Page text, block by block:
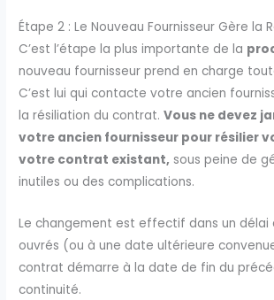
Étape 2 : Le Nouveau Fournisseur Gère la
C’est l’étape la plus importante de la
nouveau fournisseur prend en charge
C’est lui qui contacte votre ancien
la résiliation du contrat.Vous ne devez
votre ancien fournisseur pour résilier
votre contrat existant, sous peine de
inutiles ou des complications.
Le changement est effectif dans un délai
ouvrés (ou à une date ultérieure
contrat démarre à la date de fin du
continuité.